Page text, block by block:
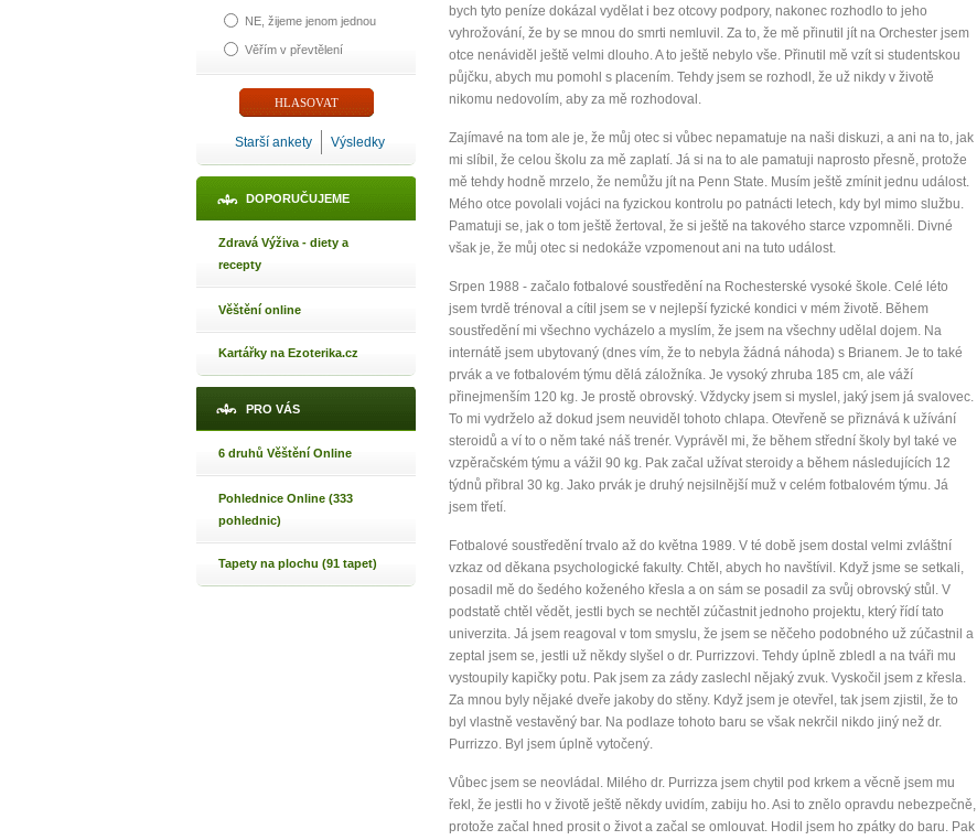
NE, žijeme jenom jednou
Věřím v převtělení
Starší ankety Výsledky
DOPORUČUJEME
Zdravá Výživa - diety a
recepty
Věštění online
Kartářky na Ezoterika.cz
PRO VÁS
6 druhů Věštění Online
Pohlednice Online (333
pohlednic)
Tapety na plochu (91 tapet)
bych tyto peníze dokázal vydělat i bez otcovy podpory, nakonec rozhodlo to jeho
vyhrožování, že by se mnou do smrti nemluvil. Za to, že mě přinutil jít na Orchester jsem
otce nenáviděl ještě velmi dlouho. A to ještě nebylo vše. Přinutil mě vzít si studentskou
půjčku, abych mu pomohl s placením. Tehdy jsem se rozhodl, že už nikdy v životě
nikomu nedovolím, aby za mě rozhodoval.
Zajímavé na tom ale je, že můj otec si vůbec nepamatuje na naši diskuzi, a ani na to, jak
mi slíbil, že celou školu za mě zaplatí. Já si na to ale pamatuji naprosto přesně, protože
mě tehdy hodně mrzelo, že nemůžu jít na Penn State. Musím ještě zmínit jednu událost.
Mého otce povolali vojáci na fyzickou kontrolu po patnácti letech, kdy byl mimo službu.
Pamatuji se, jak o tom ještě žertoval, že si ještě na takového starce vzpomněli. Divné
však je, že můj otec si nedokáže vzpomenout ani na tuto událost.
Srpen 1988 - začalo fotbalové soustředění na Rochesterské vysoké škole. Celé léto
jsem tvrdě trénoval a cítil jsem se v nejlepší fyzické kondici v mém životě. Během
soustředění mi všechno vycházelo a myslím, že jsem na všechny udělal dojem. Na
internátě jsem ubytovaný (dnes vím, že to nebyla žádná náhoda) s Brianem. Je to také
prvák a ve fotbalovém týmu dělá záložníka. Je vysoký zhruba 185 cm, ale váží
přinejmenším 120 kg. Je prostě obrovský. Vždycky jsem si myslel, jaký jsem já svalovec.
To mi vydrželo až dokud jsem neuviděl tohoto chlapa. Otevřeně se přiznává k užívání
steroidů a ví to o něm také náš trenér. Vyprávěl mi, že během střední školy byl také ve
vzpěračském týmu a vážil 90 kg. Pak začal užívat steroidy a během následujících 12
týdnů přibral 30 kg. Jako prvák je druhý nejsilnější muž v celém fotbalovém týmu. Já
jsem třetí.
Fotbalové soustředění trvalo až do května 1989. V té době jsem dostal velmi zvláštní
vzkaz od děkana psychologické fakulty. Chtěl, abych ho navštívil. Když jsme se setkali,
posadil mě do šedého koženého křesla a on sám se posadil za svůj obrovský stůl. V
podstatě chtěl vědět, jestli bych se nechtěl zúčastnit jednoho projektu, který řídí tato
univerzita. Já jsem reagoval v tom smyslu, že jsem se něčeho podobného už zúčastnil a
zeptal jsem se, jestli už někdy slyšel o dr. Purrizzovi. Tehdy úplně zbledl a na tváři mu
vystoupily kapičky potu. Pak jsem za zády zaslechl nějaký zvuk. Vyskočil jsem z křesla.
Za mnou byly nějaké dveře jakoby do stěny. Když jsem je otevřel, tak jsem zjistil, že to
byl vlastně vestavěný bar. Na podlaze tohoto baru se však nekrčil nikdo jiný než dr.
Purrizzo. Byl jsem úplně vytočený.
Vůbec jsem se neovládal. Milého dr. Purrizza jsem chytil pod krkem a věcně jsem mu
řekl, že jestli ho v životě ještě někdy uvidím, zabiju ho. Asi to znělo opravdu nebezpečně,
protože začal hned prosit o život a začal se omlouvat. Hodil jsem ho zpátky do baru. Pak